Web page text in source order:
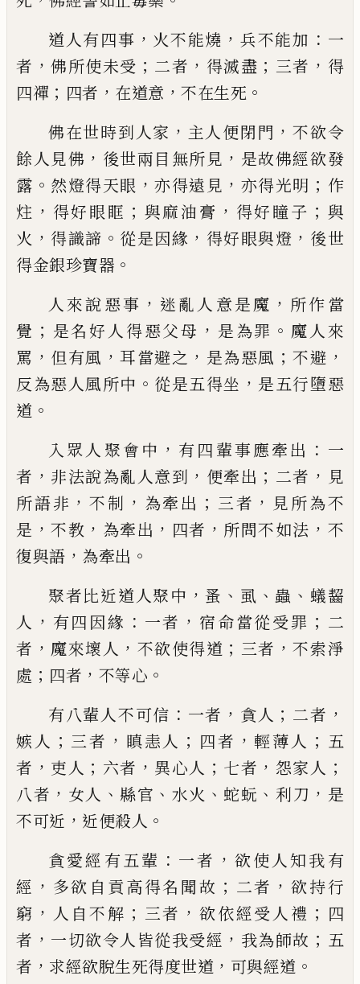
道人有四事 ， 火不能燒 ， 兵不能加 ： 一
者 ，佛所使未受 ； 二者 ， 得滅盡 ； 三者 ， 得
四禪 ； 四者 ， 在道意 ， 不在生死 。
佛在世時到人家 ， 主人便閉門 ，不欲令
餘人 見佛 ， 後世兩目無所見 ， 是故佛經欲發
露 。 然燈得天眼 ，亦得遠見 ， 亦得光明 ； 作
炷 ， 得好眼眶 ； 與麻油膏 ， 得好瞳子 ； 與
火 ， 得識諦 。 從是因緣 ， 得好眼與燈 ， 後世
得金銀珍寶器 。
人來說惡事 ， 迷亂人意是魔 ， 所作當
覺 ； 是名好人得惡父母 ， 是為罪 。 魔人來
罵 ， 但有風 ，耳當避之 ， 是為惡風 ； 不避 ，
反為惡人風所中 。 從是五得坐 ， 是五行墮惡
道 。
入眾人聚會中 ， 有四輩事應牽出 ： 一
者 ， 非法說為亂人意到 ， 便牽出 ； 二者 ， 見
所語非 ，不制 ， 為牽出 ； 三者 ， 見所為不
是 ，不教 ， 為牽出 ， 四者 ， 所問不如法 ， 不
復與語 ， 為牽出 。
聚者比近道人聚中 ，蚤 、 虱 、蟲 、 蟻齧
人 ， 有四因緣 ： 一者 ， 宿命當從受罪 ； 二
者 ， 魔來壞人 ， 不欲使得道 ； 三者 ，不索淨
處 ； 四者 ， 不等心 。
有八輩人不可信 ： 一者 ， 貪人 ； 二者 ，
嫉人 ； 三者 ， 瞋恚人 ； 四者 ，輕薄人 ； 五
者 ， 吏人 ； 六者 ， 異心人 ； 七者 ， 怨家人 ；
八者 ， 女人 、 縣官 、 水火 、 蛇蚖 、 利刀 ， 是
不可近 ， 近便殺人 。
貪愛經有五輩 ： 一者 ， 欲使人知我有
經 ， 多欲 自貢高得名聞故 ； 二者 ， 欲持行
窮 ， 人自不解 ； 三者 ， 欲依經受人禮 ； 四
者 ， 一切欲令人皆從我受經 ， 我為師故 ； 五
者 ， 求經欲脫生死得度世道 ， 可與經道 。